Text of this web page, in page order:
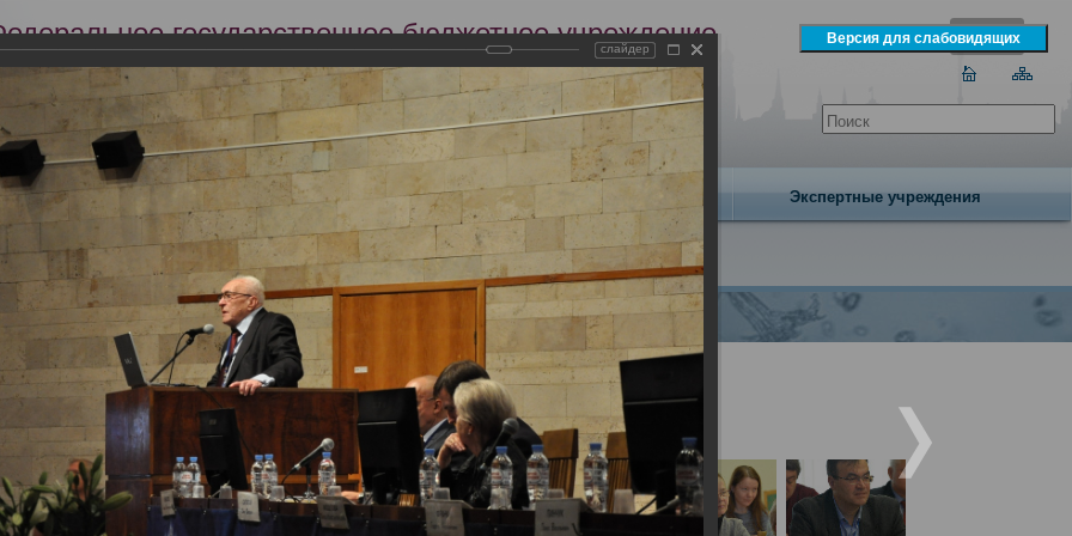
государственное бюджетное учреждение
центр судебно-медицинской экспертизы
Минздрава России
Сегодня 9 августа 2026 года
деятельность Экспертиза Образование Экспертные учреждения
съезд судебных медиков
съезд судебных медиков
года прошел VIII Всероссийский съезд судебных медиков с международным участием.
слайдер